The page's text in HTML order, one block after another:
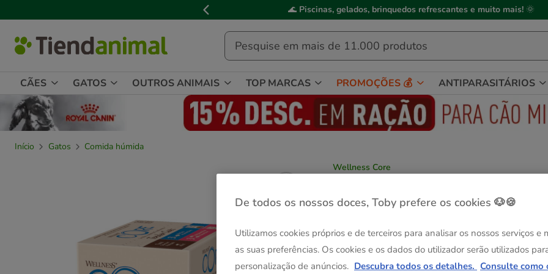
de
mensagem,
🌊 Piscinas, gelados, brinquedos refrescantes e muito mais! 🌞
CÃES GATOS OUTROS ANIMAIS TOP MARCAS PROMOÇÕES 💰 ANTIPARASITÁRIOS
Início Gatos
Comida húmida
Wellness Core
gatos
Ver descrição
Peso:6 saquetas x 85 g
6 saquetas x 85 g
Entrega Grátis
12 saquetas x 85 g
Entrega Grátis
De todos os nossos doces, Toby prefere os cookies 🐶🍪
Utilizamos cookies próprios e de terceiros para analisar os nossos serviços e
as suas preferências. Os cookies e os dados do utilizador serão utilizados
personalização de anúncios. Descubra todos os detalhes. Consulte como